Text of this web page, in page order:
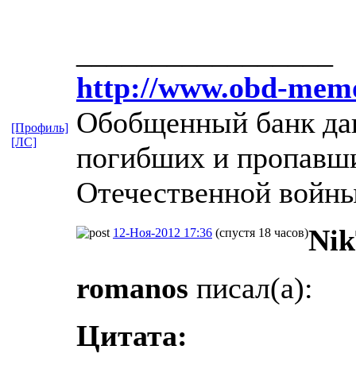
http://www.obd-
Обобщенный банк
погибших и
Отечественной
[Профиль]
[ЛС]
12-Ноя-2012 17:36 (спустя 18 часов)
romanos писал(а):
Цитата: